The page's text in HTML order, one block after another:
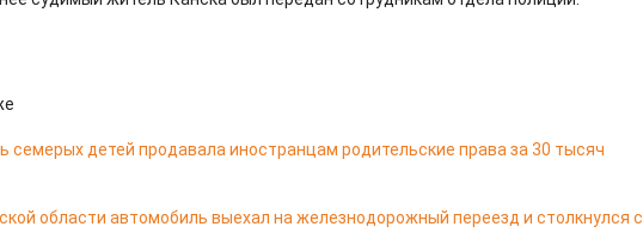
семерых детей продавала иностранцам родительские права за 30 тысяч
области автомобиль выехал на железнодорожный переезд и столкнулся с